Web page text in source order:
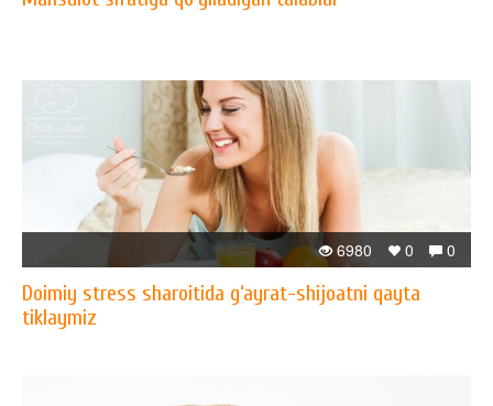
0
0
6980
Doimiy stress sharoitida g‘ayrat-shijoatni qayta
tiklaymiz